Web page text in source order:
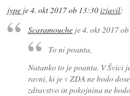
jype je4. okt 2017 ob 13:30izjavil:
Scaramoucheje4. okt 2017
To ni poanta,
Natanko to je poanta. V Švici
ravni, ki je v ZDA ne bodo
zdravstvo in pokojnina ne